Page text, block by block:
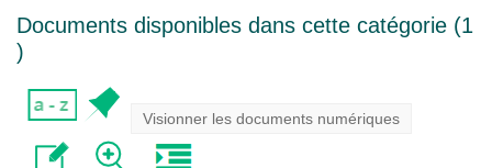
Documents disponibles dans cette catégorie (1
)
Visionner les documents numériques